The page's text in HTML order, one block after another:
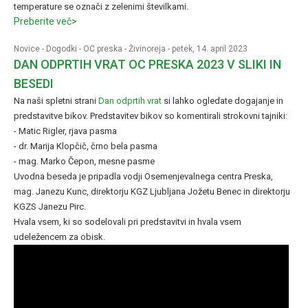
temperature se označi z zelenimi številkami.
Preberite več>
Novice - Dogodki - OC preska - Živinoreja - petek, 14. april 2023
DAN ODPRTIH VRAT OC PRESKA 2023 V SLIKI IN
BESEDI
Na naši spletni strani Dan odprtih vrat si lahko ogledate dogajanje in
predstavitve bikov. Predstavitev bikov so komentirali strokovni tajniki:
- Matic Rigler, rjava pasma
- dr. Marija Klopčič, črno bela pasma
- mag. Marko Čepon, mesne pasme
Uvodna beseda je pripadla vodji Osemenjevalnega centra Preska,
mag. Janezu Kunc, direktorju KGZ Ljubljana Jožetu Benec in direktorju
KGZS Janezu Pirc.
Hvala vsem, ki so sodelovali pri predstavitvi in hvala vsem
udeležencem za obisk.